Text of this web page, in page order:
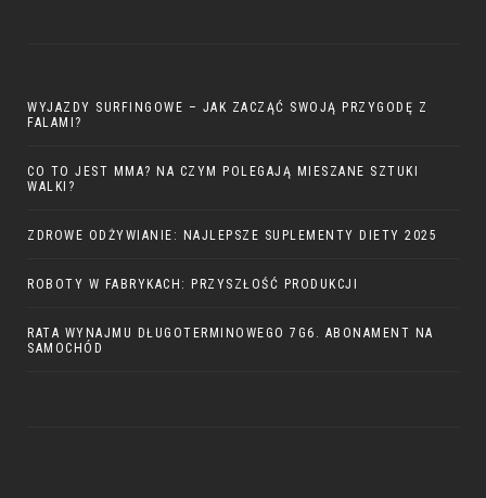
WYJAZDY SURFINGOWE – JAK ZACZĄĆ SWOJĄ PRZYGODĘ Z
FALAMI?
CO TO JEST MMA? NA CZYM POLEGAJĄ MIESZANE SZTUKI
WALKI?
ZDROWE ODŻYWIANIE: NAJLEPSZE SUPLEMENTY DIETY 2025
ROBOTY W FABRYKACH: PRZYSZŁOŚĆ PRODUKCJI
RATA WYNAJMU DŁUGOTERMINOWEGO 7G6. ABONAMENT NA
SAMOCHÓD